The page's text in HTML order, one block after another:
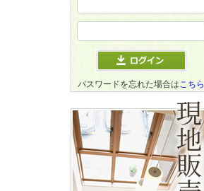
パスワードを忘れた場合はこちら